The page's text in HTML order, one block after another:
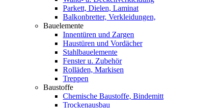
Parkett, Dielen, Laminat
Balkonbretter, Verkleidungen,
Bauelemente
Innentüren und Zargen
Haustüren und Vordächer
Stahlbauelemente
Fenster u. Zubehör
Rolläden, Markisen
Treppen
Baustoffe
Chemische Baustoffe, Bindemitt
Trockenausbau